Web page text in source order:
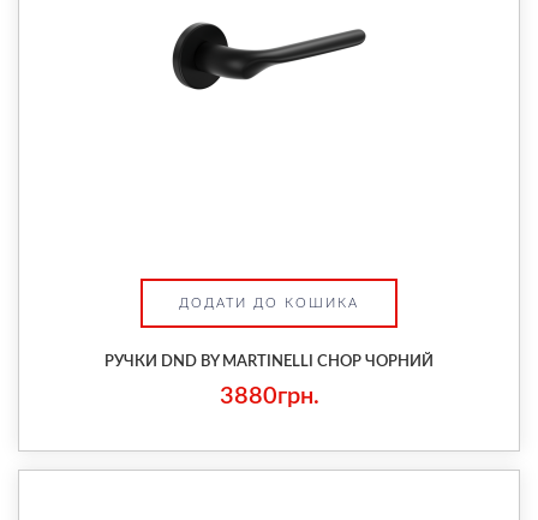
ДОДАТИ ДО КОШИКА
РУЧКИ DND BY MARTINELLI CHOP ЧОРНИЙ
3880грн.